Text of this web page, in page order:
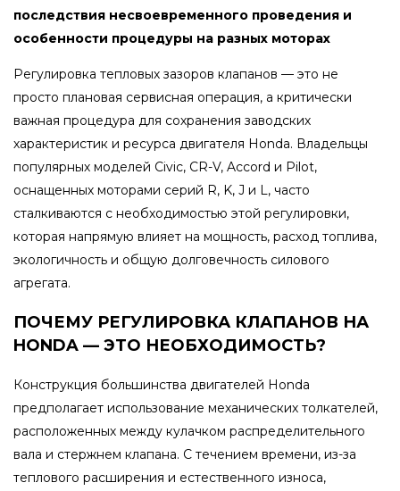
последствия несвоевременного проведения и
особенности процедуры на разных моторах
Регулировка тепловых зазоров клапанов — это не
просто плановая сервисная операция, а критически
важная процедура для сохранения заводских
характеристик и ресурса двигателя Honda. Владельцы
популярных моделей Civic, CR-V, Accord и Pilot,
оснащенных моторами серий R, K, J и L, часто
сталкиваются с необходимостью этой регулировки,
которая напрямую влияет на мощность, расход топлива,
экологичность и общую долговечность силового
агрегата.
ПОЧЕМУ РЕГУЛИРОВКА КЛАПАНОВ НА
HONDA — ЭТО НЕОБХОДИМОСТЬ?
Конструкция большинства двигателей Honda
предполагает использование механических толкателей,
расположенных между кулачком распределительного
вала и стержнем клапана. С течением времени, из-за
теплового расширения и естественного износа,